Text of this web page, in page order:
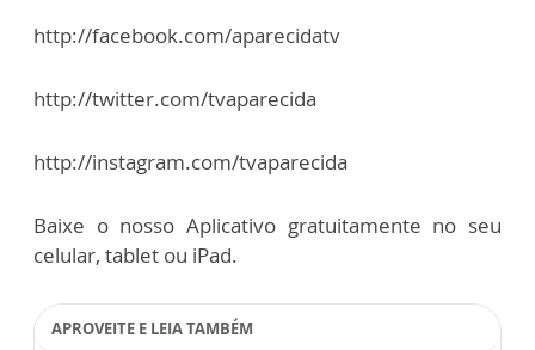
http://facebook.com/aparecidatv
http://twitter.com/tvaparecida
http://instagram.com/tvaparecida
Baixe o nosso Aplicativo gratuitamente no seu
celular, tablet ou iPad.
APROVEITE E LEIA TAMBÉM